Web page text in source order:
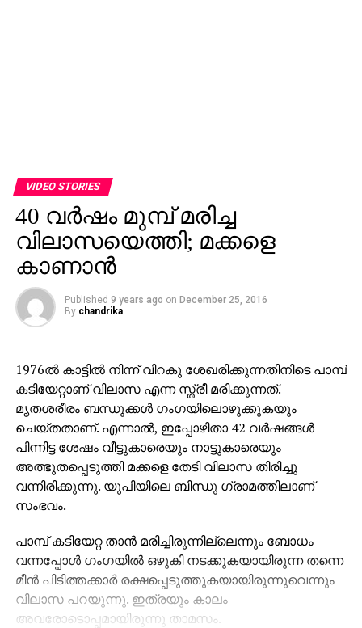
VIDEO STORIES
40 വര്‍ഷം മുമ്പ് മരിച്ച
വിലാസയെത്തി; മക്കളെ
കാണാന്‍
Published 9 years ago on December 25, 2016
By chandrika
1976ല്‍ കാട്ടില്‍ നിന്ന് വിറകു ശേഖരിക്കുന്നതിനിടെ പാമ്പ്
കടിയേറ്റാണ് വിലാസ എന്ന സ്ത്രീ മരിക്കുന്നത്.
മൃതശരീരം ബന്ധുക്കള്‍ ഗംഗയിലൊഴുക്കുകയും
ചെയ്തതാണ്. എന്നാല്‍, ഇപ്പോഴിതാ 42 വര്‍ഷങ്ങള്‍
പിന്നിട്ട ശേഷം വീട്ടുകാരെയും നാട്ടുകാരെയും
അത്ഭുതപ്പെടുത്തി മക്കളെ തേടി വിലാസ തിരിച്ചു
വന്നിരിക്കുന്നു. യുപിയിലെ ബിന്ധു ഗ്രാമത്തിലാണ്
സംഭവം.
പാമ്പ് കടിയേറ്റ താന്‍ മരിച്ചിരുന്നില്ലെന്നും ബോധം
വന്നപ്പോള്‍ ഗംഗയില്‍ ഒഴുകി നടക്കുകയായിരുന്ന തന്നെ
മീന്‍ പിടിത്തക്കാര്‍ രക്ഷപ്പെടുത്തുകയായിരുന്നുവെന്നും
വിലാസ പറയുന്നു. ഇത്രയും കാലം
അവരോടൊപ്പമായിരുന്നു താമസം.